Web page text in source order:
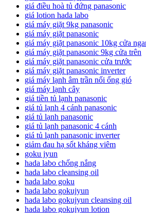
giá điều hoà tủ đứng panasonic
giá lotion hada labo
giá máy giặt 9kg panasonic
giá máy giặt panasonic
giá máy giặt panasonic 10kg cửa
giá máy giặt panasonic 9kg cửa trên
giá máy giặt panasonic cửa trước
giá máy giặt panasonic inverter
giá máy lạnh âm trần nối ống gió
giá máy lạnh cây
giá tiền tủ lạnh panasonic
giá tủ lạnh 4 cánh panasonic
giá tủ lạnh panasonic
giá tủ lạnh panasonic 4 cánh
giá tủ lạnh panasonic inverter
giảm đau hạ sốt kháng viêm
goku jyun
hada labo chống nắng
hada labo cleansing oil
hada labo goku
hada labo gokujyun
hada labo gokujyun cleansing oil
hada labo gokujyun lotion